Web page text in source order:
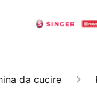
da cucire